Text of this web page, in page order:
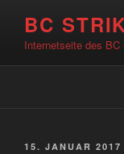
springen
BC
Internetseite des
15. JANUAR 2017